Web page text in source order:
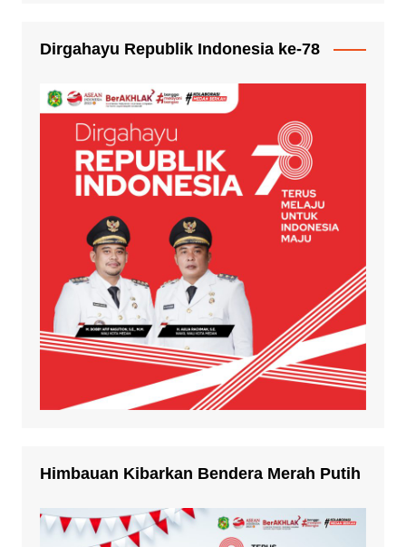
Dirgahayu Republik Indonesia ke-78
Himbauan Kibarkan Bendera Merah Putih